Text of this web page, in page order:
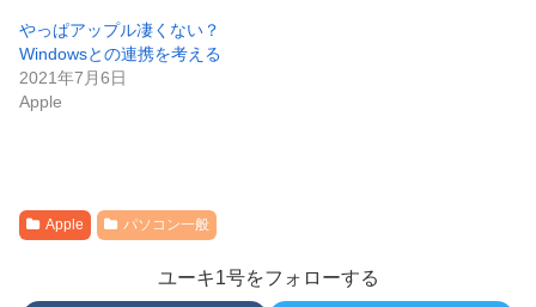
やっぱアップル凄くない？
Windowsとの連携を考える
2021年7月6日
Apple
Apple パソコン一般
ユーキ1号をフォローする